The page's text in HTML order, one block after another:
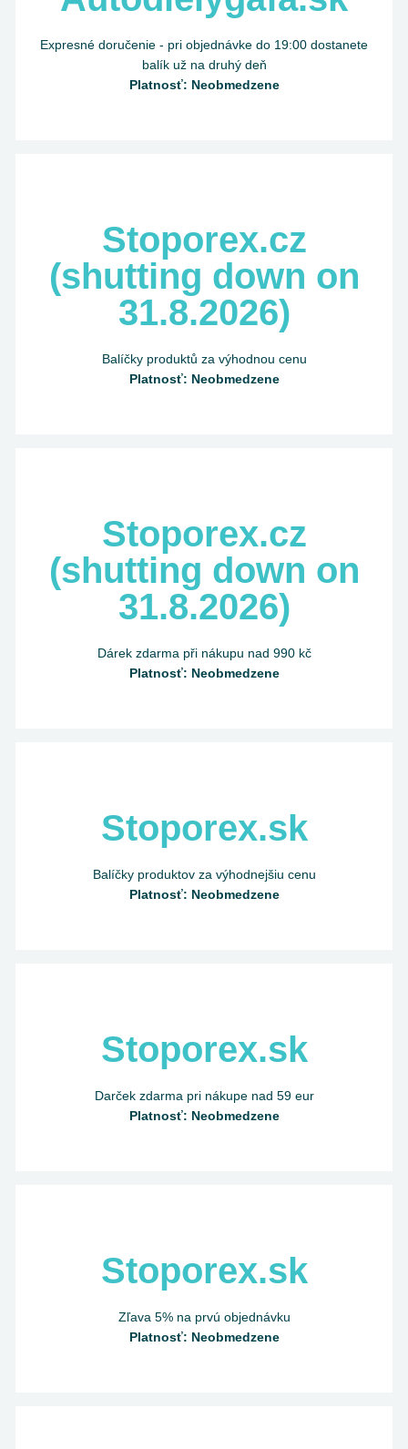
Expresné doručenie - pri objednávke do 19:00 dostanete
balík už na druhý deň
Platnosť: Neobmedzene
Stoporex.cz
(shutting down on
31.8.2026)
Balíčky produktů za výhodnou cenu
Platnosť: Neobmedzene
Stoporex.cz
(shutting down on
31.8.2026)
Dárek zdarma při nákupu nad 990 kč
Platnosť: Neobmedzene
Stoporex.sk
Balíčky produktov za výhodnejšiu cenu
Platnosť: Neobmedzene
Stoporex.sk
Darček zdarma pri nákupe nad 59 eur
Platnosť: Neobmedzene
Stoporex.sk
Zľava 5% na prvú objednávku
Platnosť: Neobmedzene